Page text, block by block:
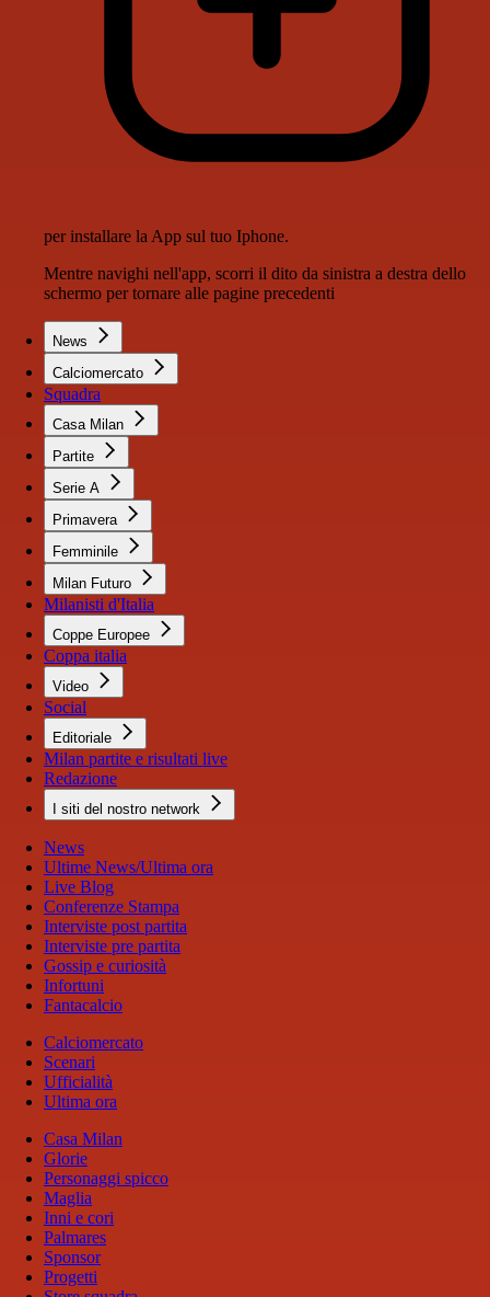
per installare la App sul tuo Iphone.
Mentre navighi nell'app, scorri il dito da sinistra a destra dello
schermo per tornare alle pagine precedenti
News
Calciomercato
Squadra
Casa Milan
Partite
Serie A
Primavera
Femminile
Milan Futuro
Milanisti d'Italia
Coppe Europee
Coppa italia
Video
Social
Editoriale
Milan partite e risultati live
Redazione
I siti del nostro network
News
Ultime News/Ultima ora
Live Blog
Conferenze Stampa
Interviste post partita
Interviste pre partita
Gossip e curiosità
Infortuni
Fantacalcio
Calciomercato
Scenari
Ufficialità
Ultima ora
Casa Milan
Glorie
Personaggi spicco
Maglia
Inni e cori
Palmares
Sponsor
Progetti